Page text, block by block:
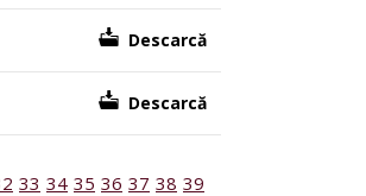
Descarcă
Descarcă
33 34 35 36 37 38 39